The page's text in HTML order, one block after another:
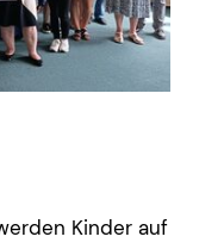
Kinder auf